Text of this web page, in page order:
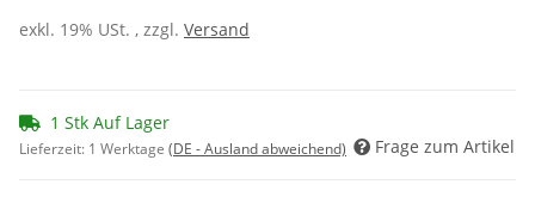
exkl. 19% USt. , zzgl. Versand
1 Stk Auf Lager
Lieferzeit: 1 Werktage (DE - Ausland abweichend) Frage zum Artikel